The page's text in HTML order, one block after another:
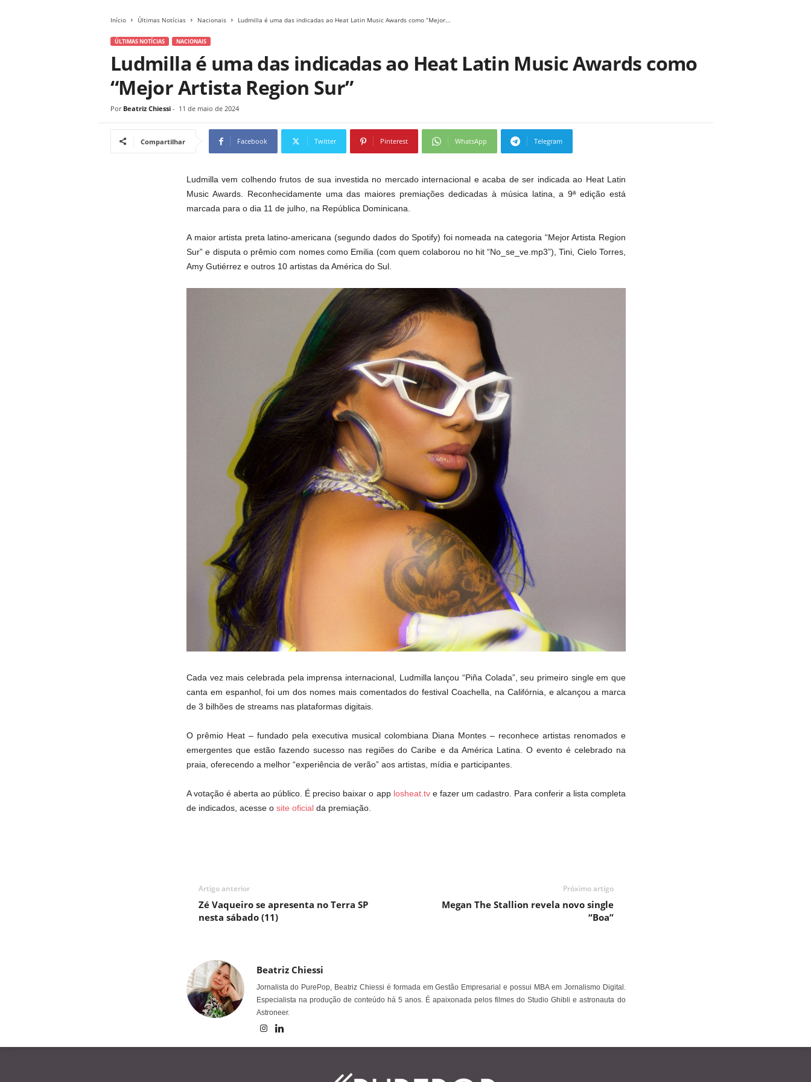
Início Últimas Notícias Nacionais Ludmilla é uma das indicadas ao Heat Latin Music Awards como “Mejor...
ÚLTIMAS NOTÍCIAS NACIONAIS
Ludmilla é uma das indicadas ao Heat Latin Music Awards como
“Mejor Artista Region Sur”
Por Beatriz Chiessi - 11 de maio de 2024
Compartilhar Facebook Twitter Pinterest WhatsApp Telegram
Ludmilla vem colhendo frutos de sua investida no mercado internacional e acaba de ser indicada ao Heat Latin
Music Awards. Reconhecidamente uma das maiores premiações dedicadas à música latina, a 9ª edição está
marcada para o dia 11 de julho, na República Dominicana.
A maior artista preta latino-americana (segundo dados do Spotify) foi nomeada na categoria “Mejor Artista Region
Sur” e disputa o prêmio com nomes como Emilia (com quem colaborou no hit “No_se_ve.mp3”), Tini, Cielo Torres,
Amy Gutiérrez e outros 10 artistas da América do Sul.
Cada vez mais celebrada pela imprensa internacional, Ludmilla lançou “Piña Colada”, seu primeiro single em que
canta em espanhol, foi um dos nomes mais comentados do festival Coachella, na Califórnia, e alcançou a marca
de 3 bilhões de streams nas plataformas digitais.
O prêmio Heat – fundado pela executiva musical colombiana Diana Montes – reconhece artistas renomados e
emergentes que estão fazendo sucesso nas regiões do Caribe e da América Latina. O evento é celebrado na
praia, oferecendo a melhor “experiência de verão” aos artistas, mídia e participantes.
A votação é aberta ao público. É preciso baixar o app losheat.tve fazer um cadastro. Para conferir a lista completa
de indicados, acesse o site oficial da premiação.
Artigo anterior
Zé Vaqueiro se apresenta no Terra SP
nesta sábado (11)
Próximo artigo
Megan The Stallion revela novo single
“Boa”
Beatriz Chiessi
Jornalista do PurePop, Beatriz Chiessi é formada em Gestão Empresarial e possui MBA em Jornalismo Digital.
Especialista na produção de conteúdo há 5 anos. É apaixonada pelos filmes do Studio Ghibli e astronauta do
Astroneer.